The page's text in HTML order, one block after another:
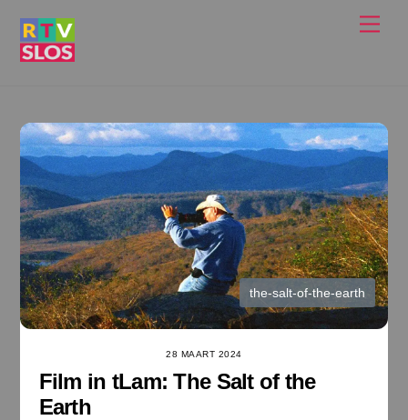
the-salt-of-the-earth
28 MAART 2024
Film in tLam: The Salt of the
Earth